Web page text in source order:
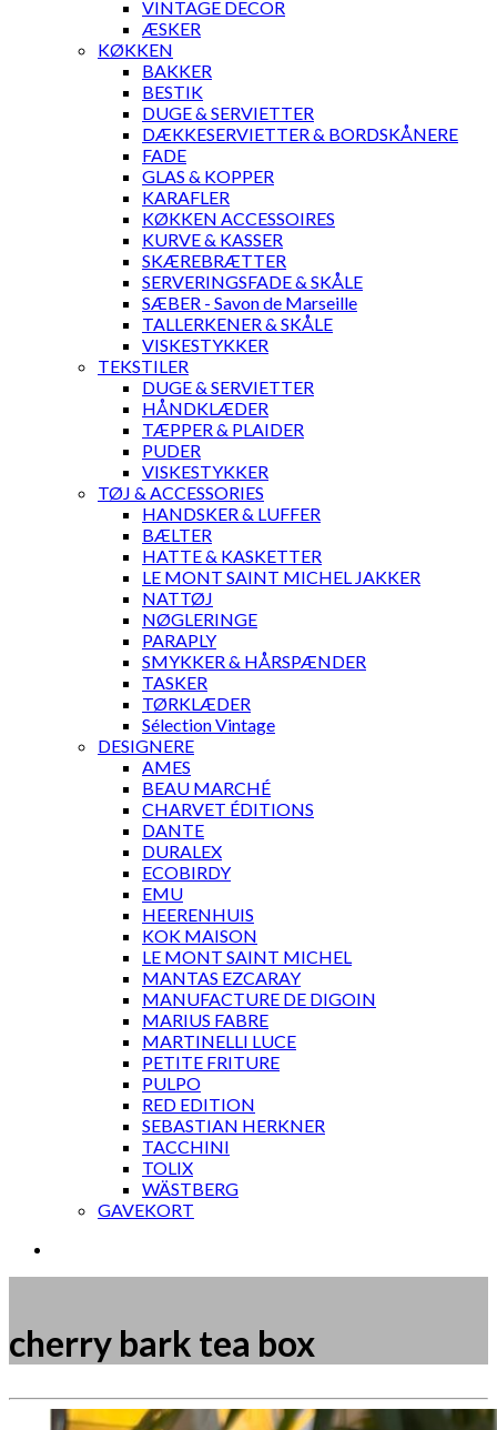
VINTAGE DECOR
ÆSKER
KØKKEN
BAKKER
BESTIK
DUGE & SERVIETTER
DÆKKESERVIETTER & BORDSKÅNERE
FADE
GLAS & KOPPER
KARAFLER
KØKKEN ACCESSOIRES
KURVE & KASSER
SKÆREBRÆTTER
SERVERINGSFADE & SKÅLE
SÆBER - Savon de Marseille
TALLERKENER & SKÅLE
VISKESTYKKER
TEKSTILER
DUGE & SERVIETTER
HÅNDKLÆDER
TÆPPER & PLAIDER
PUDER
VISKESTYKKER
TØJ & ACCESSORIES
HANDSKER & LUFFER
BÆLTER
HATTE & KASKETTER
LE MONT SAINT MICHEL JAKKER
NATTØJ
NØGLERINGE
PARAPLY
SMYKKER & HÅRSPÆNDER
TASKER
TØRKLÆDER
Sélection Vintage
DESIGNERE
AMES
BEAU MARCHÉ
CHARVET ÉDITIONS
DANTE
DURALEX
ECOBIRDY
EMU
HEERENHUIS
KOK MAISON
LE MONT SAINT MICHEL
MANTAS EZCARAY
MANUFACTURE DE DIGOIN
MARIUS FABRE
MARTINELLI LUCE
PETITE FRITURE
PULPO
RED EDITION
SEBASTIAN HERKNER
TACCHINI
TOLIX
WÄSTBERG
GAVEKORT
cherry bark tea box
Måske kunne nogle af disse produkter have din